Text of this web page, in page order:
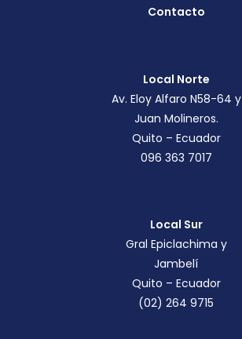
Contacto
Local Norte
Av. Eloy Alfaro N58-64 y
Juan Molineros.
Quito – Ecuador
096 363 7017
Local Sur
Gral Epiclachima y
Jambelí
Quito – Ecuador
(02) 264 9715